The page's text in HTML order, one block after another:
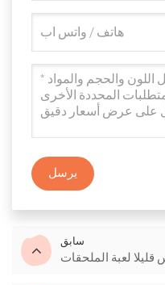
يرسل
سابق
قليلا لعبة الملحقات